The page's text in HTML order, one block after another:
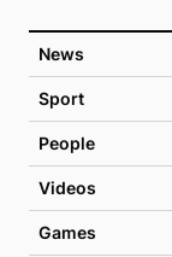
News
Sport
People
Videos
Games